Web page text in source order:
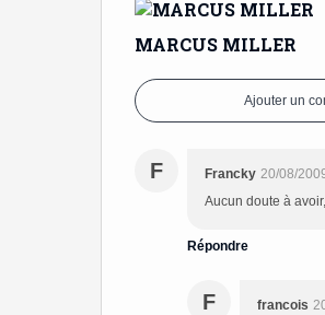
MARCUS MILLER
Ajouter un
F Francky 20/08/
Aucun doute à
Répondre
F francois